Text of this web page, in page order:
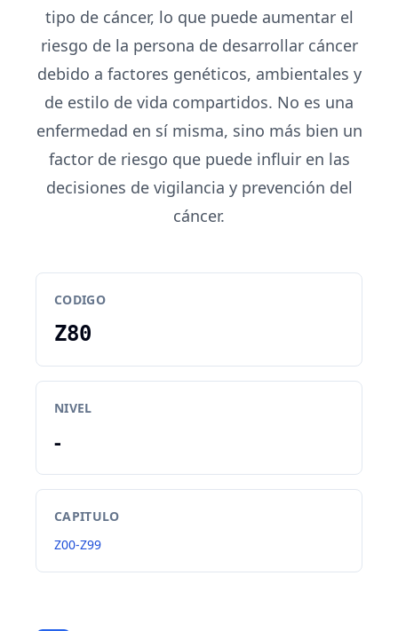
tipo de cáncer, lo que puede aumentar el
riesgo de la persona de desarrollar cáncer
debido a factores genéticos, ambientales y
de estilo de vida compartidos. No es una
enfermedad en sí misma, sino más bien un
factor de riesgo que puede influir en las
decisiones de vigilancia y prevención del
cáncer.
CODIGO
Z80
NIVEL
-
CAPITULO
Z00-Z99